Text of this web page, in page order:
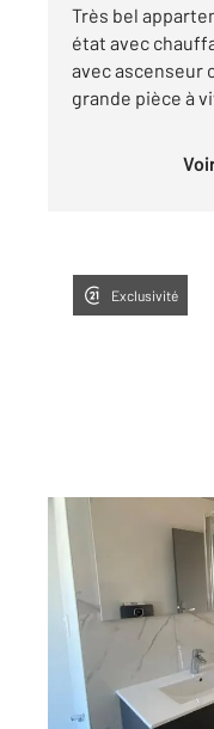
Très bel
état avec
avec ascenseur
grande pièce à
Exclusivité
METZ 57
88,19 m
, 3 pièces
Ref : 28603
Appartement
1
par mois charges
Visiter le site dédié